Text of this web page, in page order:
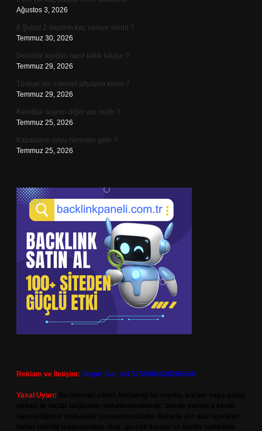
Ağustos 3, 2026
6 Şubat 2 deprem kaç saniye sürdü ?
Temmuz 30, 2026
Denizde kıyıdan nasıl balık tutulur ?
Temmuz 29, 2026
Türkiye’nin internet altyapısı kimin ?
Temmuz 29, 2026
Kehribar taşının diğer adı nedir ?
Temmuz 25, 2026
Kazakların soyu nereden gelir ?
Temmuz 25, 2026
Reklam ve İletişim: Skype: live:.cid.575569c608265c69
Yasal Uyarı: